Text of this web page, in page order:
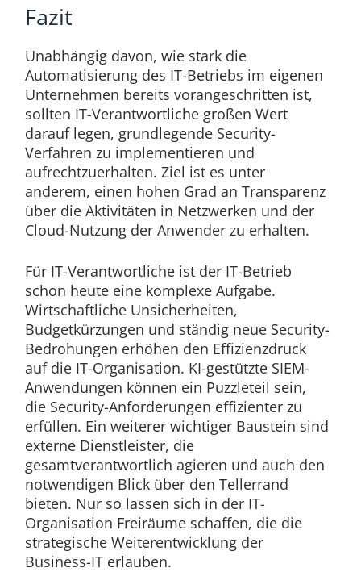
Fazit
Unabhängig davon, wie stark die
Automatisierung des IT-Betriebs im eigenen
Unternehmen bereits vorangeschritten ist,
sollten IT-Verantwortliche großen Wert
darauf legen, grundlegende Security-
Verfahren zu implementieren und
aufrechtzuerhalten. Ziel ist es unter
anderem, einen hohen Grad an Transparenz
über die Aktivitäten in Netzwerken und der
Cloud-Nutzung der Anwender zu erhalten.
Für IT-Verantwortliche ist der IT-Betrieb
schon heute eine komplexe Aufgabe.
Wirtschaftliche Unsicherheiten,
Budgetkürzungen und ständig neue Security-
Bedrohungen erhöhen den Effizienzdruck
auf die IT-Organisation. KI-gestützte SIEM-
Anwendungen können ein Puzzleteil sein,
die Security-Anforderungen effizienter zu
erfüllen. Ein weiterer wichtiger Baustein sind
externe Dienstleister, die
gesamtverantwortlich agieren und auch den
notwendigen Blick über den Tellerrand
bieten. Nur so lassen sich in der IT-
Organisation Freiräume schaffen, die die
strategische Weiterentwicklung der
Business-IT erlauben.